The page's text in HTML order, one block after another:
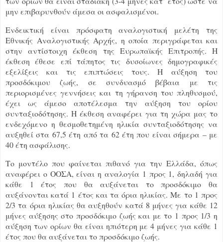
μην επιβαρυνθούν άμεσα οι ασφαλισμένοι.
Ενδεικτική είναι πρόσφατη αναλογιστική μελέτη της
Εθνικής Αναλογιστικής Αρχής, η οποία περιγράφεται και
στην αντίστοιχη έκθεση της Ευρωπαϊκής Επιτροπής. Η
έκθεση έθεσε επί τάπητος τις δυσοίωνες δημογραφικές
εξελίξεις και τις επιπτώσεις τους. Η αύξηση του
προσδόκιμου ζωής, σε συνδυασμό βέβαια με τις
περιορισμένες γεννήσεις και τη γήρανση του πληθυσμού,
έχει ως άμεσο αποτέλεσμα την αύξηση του ορίου
συνταξιοδότησης. Η έκθεση αναφέρει για τη χώρα μας το
ενδεχόμενο η θεσμοθετημένη ηλικία συνταξιοδότησης να
αυξηθεί στα 67,5 έτη από τα 62 έτη που είναι σήμερα – με
40 έτη ασφάλισης.
Το μοντέλο που φαίνεται πιθανό για την Ελλάδα, όπως
αναφέρει ο ΟΟΣΑ, είναι η αναλογία 1 προς 1, δηλαδή για
κάθε 1 έτος που θα αυξάνεται το προσδόκιμο θα
αυξάνονται κατά 1 έτος και τα όρια ηλικίας. Με το 1 προς
2/3 τα όρια ηλικίας θα αυξηθούν κατά 8 μήνες για κάθε 12
μήνες αύξησης στο προσδόκιμο ζωής και με το 1 προς 1/3 η
αύξηση των ορίων θα είναι ηπιότερη με 4 μήνες για κάθε 1
έτος που θα αυξάνεται το προσδόκιμο ζωής.